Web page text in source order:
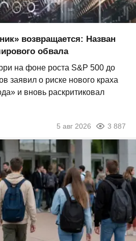
возвращается: Назван
обвала
на фоне роста S&P 500 до
заявил о риске нового краха
и вновь раскритиковал
5 авг 2026 3 887